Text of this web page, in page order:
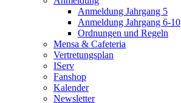
Anmeldung Jahrgang 5
Anmeldung Jahrgang 6-10
Ordnungen und Regeln
Mensa & Cafeteria
Vertretungsplan
IServ
Fanshop
Kalender
Newsletter